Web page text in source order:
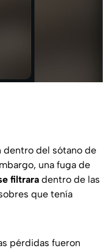
dentro del sótano de
una fuga de
filtrara dentro de las
que tenía
pérdidas fueron